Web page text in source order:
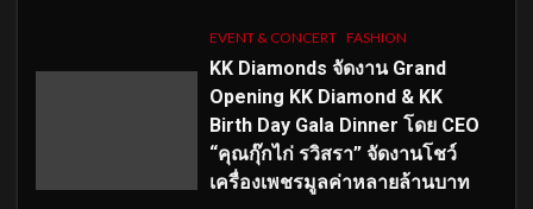
EVENT & CONCERT FASHION
KK Diamonds จัดงาน Grand
Opening KK Diamond & KK
Birth Day Gala Dinner โดย CEO
“คุณกุ๊กไก่ รวิสรา” จัดงานโชว์
เครื่องเพชรมูลค่าหลายล้านบาท